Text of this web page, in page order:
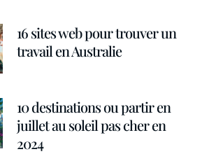
16 sites web pour trouver un
travail en Australie
10 destinations ou partir en
juillet au soleil pas cher en
2024